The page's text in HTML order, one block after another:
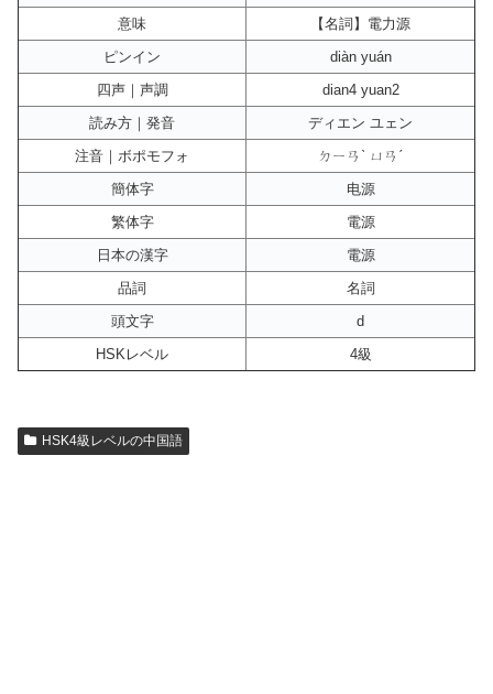
意味
【名詞】電力源
ピンイン
diàn yuán
四声｜声調
dian4 yuan2
読み方｜発音
ディエン ユェン
注音｜ボポモフォ
ㄉㄧㄢˋ ㄩㄢˊ
簡体字
电源
繁体字
電源
日本の漢字
電源
品詞
名詞
頭文字
d
HSKレベル
4級
HSK4級レベルの中国語